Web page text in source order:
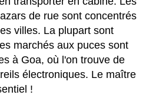
de rue sont concentrés
villes. La plupart sont
marchés aux puces sont
à Goa, où l'on trouve de
électroniques. Le maître
!